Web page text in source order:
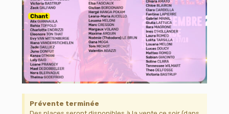
Prévente terminée